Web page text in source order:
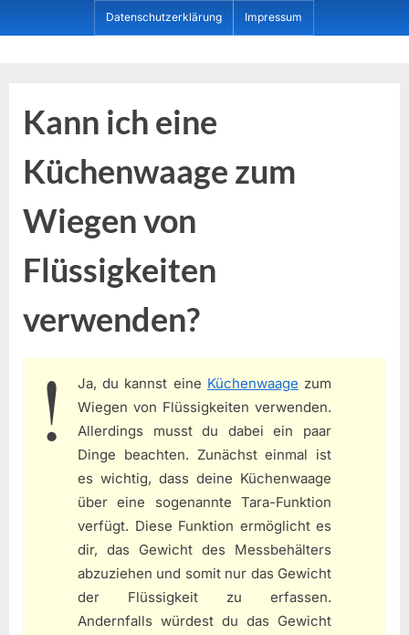
to
Datenschutzerklärung Impressum
Kann ich eine
Küchenwaage zum
Wiegen von
Flüssigkeiten
verwenden?
Ja, du kannst eine Küchenwaage zum
Wiegen von Flüssigkeiten verwenden.
Allerdings musst du dabei ein paar
Dinge beachten. Zunächst einmal ist
es wichtig, dass deine Küchenwaage
über eine sogenannte Tara-Funktion
verfügt. Diese Funktion ermöglicht es
dir, das Gewicht des Messbehälters
abzuziehen und somit nur das Gewicht
der Flüssigkeit zu erfassen.
Andernfalls würdest du das Gewicht